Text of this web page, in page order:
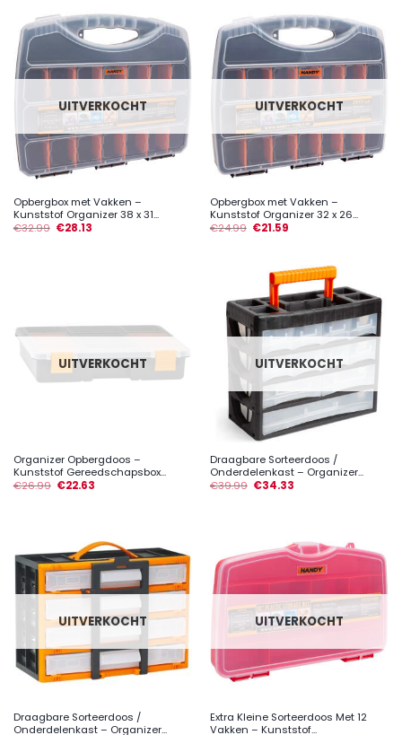
UITVERKOCHT
Opbergbox met Vakken –
Kunststof Organizer 38 x 31...
€32.99 €28.13
UITVERKOCHT
Opbergbox met Vakken –
Kunststof Organizer 32 x 26...
€24.99 €21.59
UITVERKOCHT
Organizer Opbergdoos –
Kunststof Gereedschapsbox...
€26.99 €22.63
UITVERKOCHT
Draagbare Sorteerdoos /
Onderdelenkast – Organizer...
€39.99 €34.33
UITVERKOCHT
Draagbare Sorteerdoos /
Onderdelenkast – Organizer...
UITVERKOCHT
Extra Kleine Sorteerdoos Met 12
Vakken – Kunststof...